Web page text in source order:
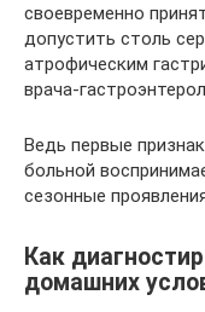
своевременно
допустить столь
атрофическим
врача-
Ведь первые
больной
сезонные
Как
домашних